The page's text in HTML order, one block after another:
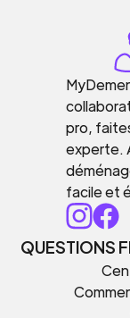
pro,
experte.
facile et
QUESTIONS